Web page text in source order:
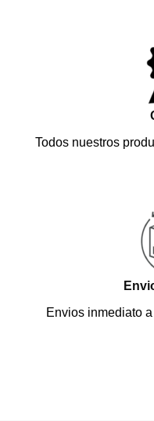
Todos nuestros
Envios inmediato